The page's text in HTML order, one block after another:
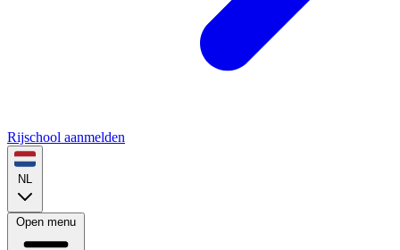
Rijschool aanmelden
NL
Open menu